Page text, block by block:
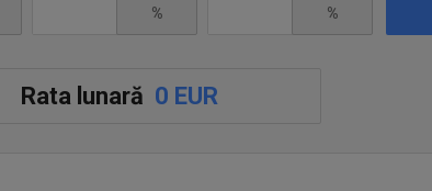
% %
Rata lunară 0 EUR